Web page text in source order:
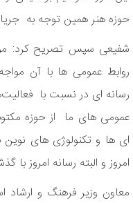
حوزه هنر همین توجه به
شفیعی سپس تصریح کرد:
روابط عمومی ها با آن
رسانه ای در نسبت با
عمومی های ما از حوزه
ای ها و تکنولوژی های نوین
امروز و البته رسانه امروز
معاون وزیر فرهنگ و ارشاد